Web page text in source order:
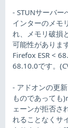
- STUNサーバー
インターのメモ
れ、メモリ破損
可能性がありま
Firefox ESR <
68.10.0です。
- アドオンの更
ものであっても
ェーンが拒否さ
れることなくサ